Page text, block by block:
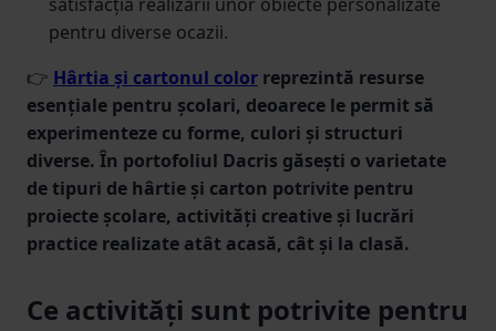
pentru diverse ocazii.
👉 Hârtia și cartonul color reprezintă resurse
esențiale pentru școlari, deoarece le permit să
experimenteze cu forme, culori și structuri
diverse. În portofoliul Dacris găsești o varietate
de tipuri de hârtie și carton potrivite pentru
proiecte școlare, activități creative și lucrări
practice realizate atât acasă, cât și la clasă.
Ce activități sunt potrivite pentru